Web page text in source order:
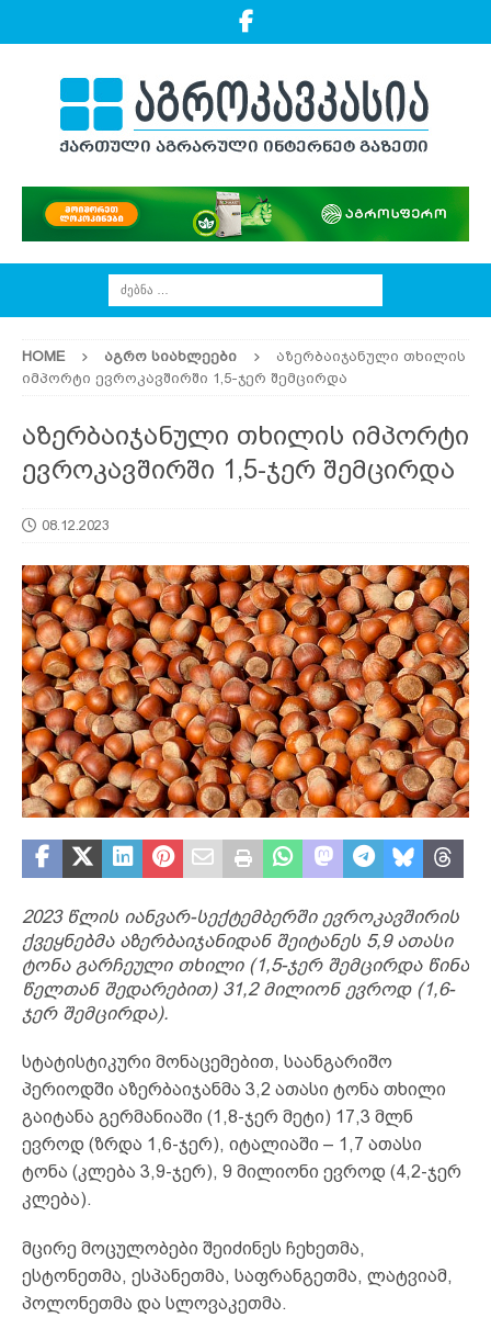
HOME ᲐᲒᲠᲝ ᲡᲘᲐᲮᲚᲔᲔᲑᲘ
აზერბაიჯანული თხილის
იმპორტი ევროკავშირში 1,5-ჯერ შემცირდა
აზერბაიჯანული თხილის იმპორტი
ევროკავშირში 1,5-ჯერ შემცირდა
08.12.2023
2023 წლის იანვარ-სექტემბერში ევროკავშირის
ქვეყნებმა აზერბაიჯანიდან შეიტანეს 5,9 ათასი
ტონა გარჩეული თხილი (1,5-ჯერ შემცირდა წინა
წელთან შედარებით) 31,2 მილიონ ევროდ (1,6-
ჯერ შემცირდა).
სტატისტიკური მონაცემებით, საანგარიშო
პერიოდში აზერბაიჯანმა 3,2 ათასი ტონა თხილი
გაიტანა გერმანიაში (1,8-ჯერ მეტი) 17,3 მლნ
ევროდ (ზრდა 1,6-ჯერ), იტალიაში – 1,7 ათასი
ტონა (კლება 3,9-ჯერ), 9 მილიონი ევროდ (4,2-ჯერ
კლება).
მცირე მოცულობები შეიძინეს ჩეხეთმა,
ესტონეთმა, ესპანეთმა, საფრანგეთმა, ლატვიამ,
პოლონეთმა და სლოვაკეთმა.